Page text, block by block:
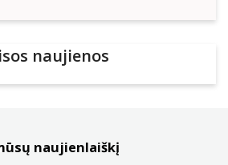
naujienos
naujienlaiškį